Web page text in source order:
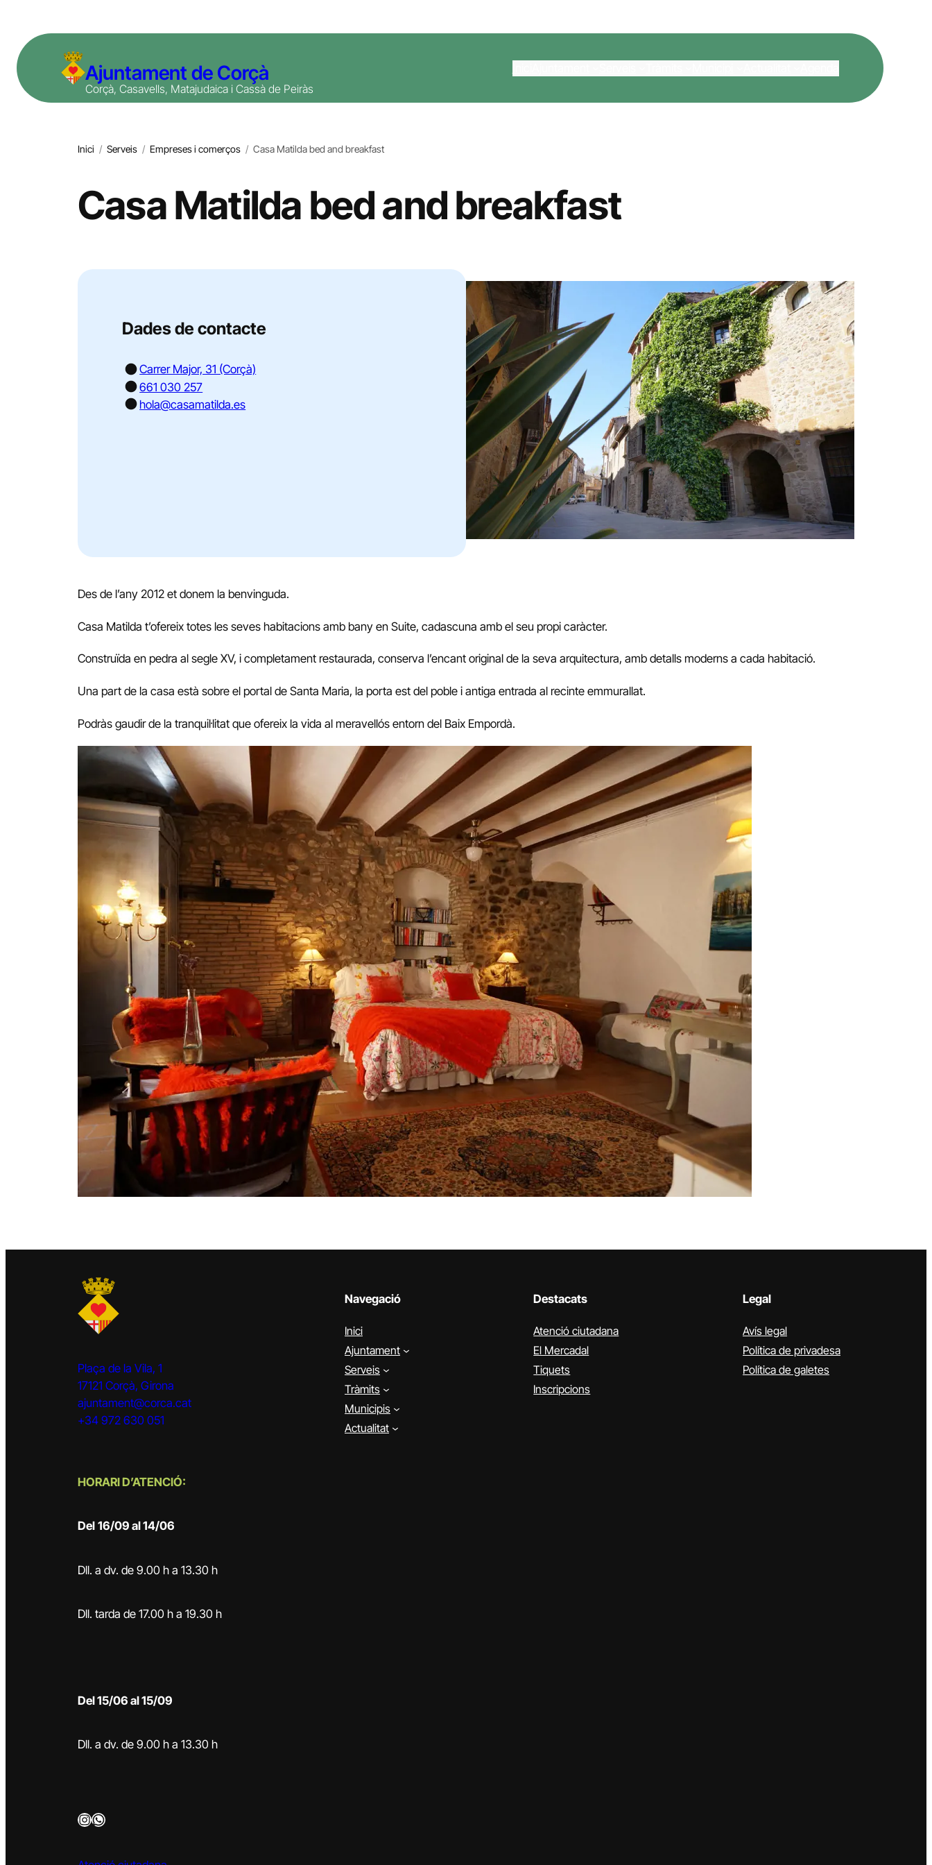
contingut
Ajuntament de Corçà
Corçà, Casavells, Matajudaica i Cassà de Peiràs
Inici / Serveis / Empreses i comerços / Casa Matilda bed and breakfast
Casa Matilda bed and breakfast
Dades de contacte
Carrer Major, 31 (Corçà)
661 030 257
hola@casamatilda.es
Des de l’any 2012 et donem la benvinguda.
Casa Matilda t’ofereix totes les seves habitacions amb bany en Suite, cadascuna amb el seu propi caràcter.
Construïda en pedra al segle XV, i completament restaurada, conserva l’encant original de la seva arquitectura, amb detalls moderns a cada habitació.
Una part de la casa està sobre el portal de Santa Maria, la porta est del poble i antiga entrada al recinte emmurallat.
Podràs gaudir de la tranquil·litat que ofereix la vida al meravellós entorn del Baix Empordà.
Plaça de la Vila, 1
17121 Corçà, Girona
ajuntament@corca.cat
+34 972 630 051
HORARI D’ATENCIÓ:
Del 16/09 al 14/06
Dll. a dv. de 9.00 h a 13.30 h
Dll. tarda de 17.00 h a 19.30 h
Del 15/06 al 15/09
Dll. a dv. de 9.00 h a 13.30 h
InstagramWhatsApp
Navegació
Inici
Ajuntament
Serveis
Tràmits
Municipis
Actualitat
Destacats
Atenció ciutadana
El Mercadal
Tiquets
Inscripcions
Legal
Avís legal
Política de privadesa
Política de galetes